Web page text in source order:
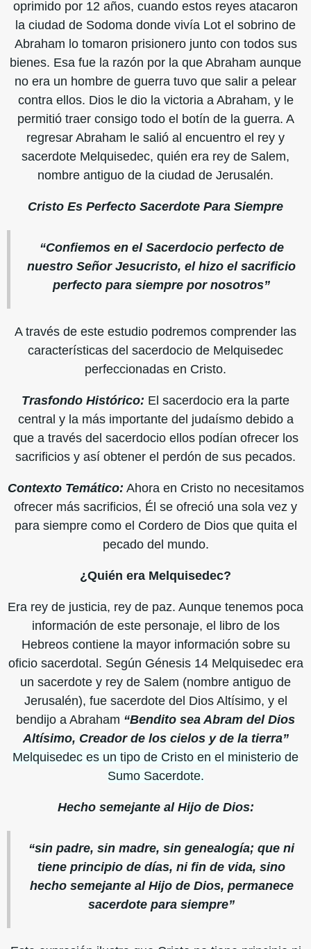
oprimido por 12 años, cuando estos reyes atacaron
la ciudad de Sodoma donde vivía Lot el sobrino de
Abraham lo tomaron prisionero junto con todos sus
bienes. Esa fue la razón por la que Abraham aunque
no era un hombre de guerra tuvo que salir a pelear
contra ellos. Dios le dio la victoria a Abraham, y le
permitió traer consigo todo el botín de la guerra. A
regresar Abraham le salió al encuentro el rey y
sacerdote Melquisedec, quién era rey de Salem,
nombre antiguo de la ciudad de Jerusalén.
Cristo Es Perfecto Sacerdote Para Siempre
“Confiemos en el Sacerdocio perfecto de
nuestro Señor Jesucristo, el hizo el sacrificio
perfecto para siempre por nosotros”
A través de este estudio podremos comprender las
características del sacerdocio de Melquisedec
perfeccionadas en Cristo.
Trasfondo Histórico: El sacerdocio era la parte
central y la más importante del judaísmo debido a
que a través del sacerdocio ellos podían ofrecer los
sacrificios y así obtener el perdón de sus pecados.
Contexto Temático: Ahora en Cristo no necesitamos
ofrecer más sacrificios, Él se ofreció una sola vez y
para siempre como el Cordero de Dios que quita el
pecado del mundo.
¿Quién era Melquisedec?
Era rey de justicia, rey de paz. Aunque tenemos poca
información de este personaje, el libro de los
Hebreos contiene la mayor información sobre su
oficio sacerdotal. Según Génesis 14 Melquisedec era
un sacerdote y rey de Salem (nombre antiguo de
Jerusalén), fue sacerdote del Dios Altísimo, y el
bendijo a Abraham “Bendito sea Abram del Dios
Altísimo, Creador de los cielos y de la tierra”
Melquisedec es un tipo de Cristo en el ministerio de
Sumo Sacerdote.
Hecho semejante al Hijo de Dios:
“sin padre, sin madre, sin genealogía; que ni
tiene principio de días, ni fin de vida, sino
hecho semejante al Hijo de Dios, permanece
sacerdote para siempre”